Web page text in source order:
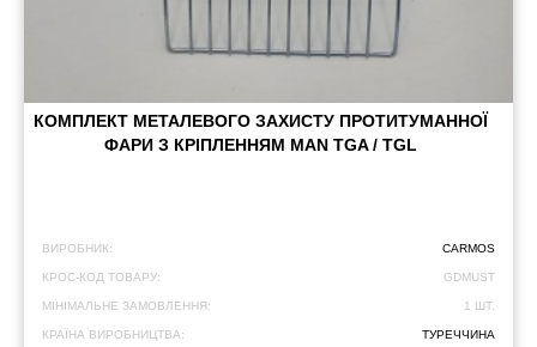
КОМПЛЕКТ МЕТАЛЕВОГО ЗАХИСТУ ПРОТИТУМАННОЇ
ФАРИ З КРІПЛЕННЯМ MAN TGA / TGL
ВИРОБНИК: CARMOS
КРОС-КОД ТОВАРУ: GDMUST
МІНІМАЛЬНЕ ЗАМОВЛЕННЯ: 1 ШТ.
КРАЇНА ВИРОБНИЦТВА: ТУРЕЧЧИНА